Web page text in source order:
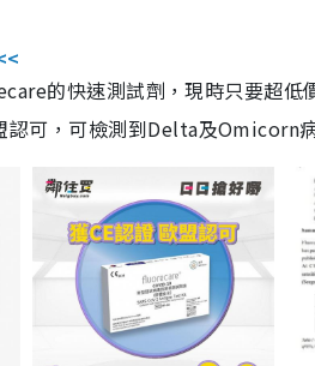
的快速測試劑，現時只要超
認可，可檢測到Delta及Omicorn